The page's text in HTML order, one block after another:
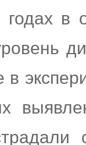
годах в
в